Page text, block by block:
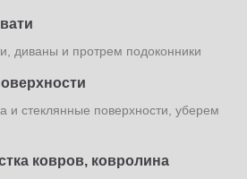
диваны и протрем подоконники
и стеклянные поверхности, уберем
ковров, ковролина
пол
душ и хромированные элементы
известковый налет
кислотным средством,
и заменим мусорный пакет
заменим мусорный пакет